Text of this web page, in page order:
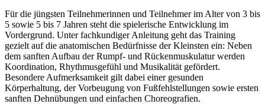
Für die jüngsten Teilnehmerinnen und Teilnehmer im Alter von 3 bis
5 sowie 5 bis 7 Jahren steht die spielerische Entwicklung im
Vordergrund. Unter fachkundiger Anleitung geht das Training
gezielt auf die anatomischen Bedürfnisse der Kleinsten ein: Neben
dem sanften Aufbau der Rumpf- und Rückenmuskulatur werden
Koordination, Rhythmusgefühl und Musikalität gefördert.
Besondere Aufmerksamkeit gilt dabei einer gesunden
Körperhaltung, der Vorbeugung von Fußfehlstellungen sowie ersten
sanften Dehnübungen und einfachen Choreografien.